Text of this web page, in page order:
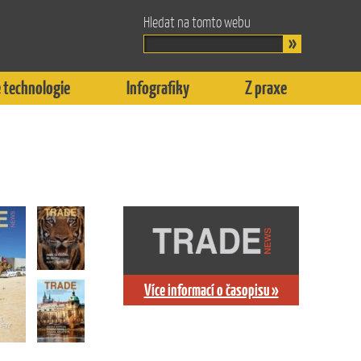
Hledat na tomto webu
technologie Infografiky Z praxe
Více informací o časopisu »